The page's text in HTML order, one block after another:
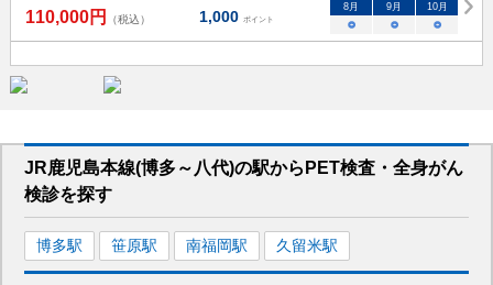
110,000円 （税込） 1,000 ポイント
8月 9月 10月
○ ○ ○
JR鹿児島本線(博多～八代)の駅から PET検査・全身がん
検診を探す
博多駅 笹原駅 南福岡駅 久留米駅